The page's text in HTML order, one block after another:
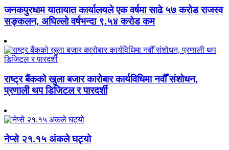
जनकपुरधाम यातायात कार्यालयले एक वर्षमा साढे ५७ करोड राजस्व
सङ्कलन, अघिल्लो वर्षभन्दा ९.५४ करोड कम
राष्ट्र बैंकको खुला बजार कारोबार कार्यविधिमा नवौँ संशोधन,
प्रणाली थप डिजिटल र पारदर्शी
नेप्से २१.१५ अंकले घट्यो